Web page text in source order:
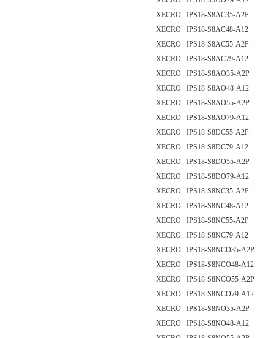
XECRO IPS18-S8AC35-A2P
XECRO IPS18-S8AC48-A12
XECRO IPS18-S8AC55-A2P
XECRO IPS18-S8AC79-A12
XECRO IPS18-S8AO35-A2P
XECRO IPS18-S8AO48-A12
XECRO IPS18-S8AO55-A2P
XECRO IPS18-S8AO79-A12
XECRO IPS18-S8DC55-A2P
XECRO IPS18-S8DC79-A12
XECRO IPS18-S8DO55-A2P
XECRO IPS18-S8DO79-A12
XECRO IPS18-S8NC35-A2P
XECRO IPS18-S8NC48-A12
XECRO IPS18-S8NC55-A2P
XECRO IPS18-S8NC79-A12
XECRO IPS18-S8NCO35-A2P
XECRO IPS18-S8NCO48-A12
XECRO IPS18-S8NCO55-A2P
XECRO IPS18-S8NCO79-A12
XECRO IPS18-S8NO35-A2P
XECRO IPS18-S8NO48-A12